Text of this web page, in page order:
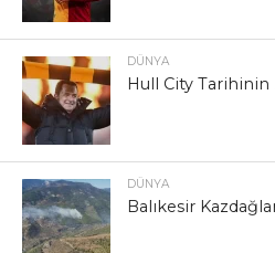
DÜNYA
Hull City Tarihinin
DÜNYA
Balıkesir